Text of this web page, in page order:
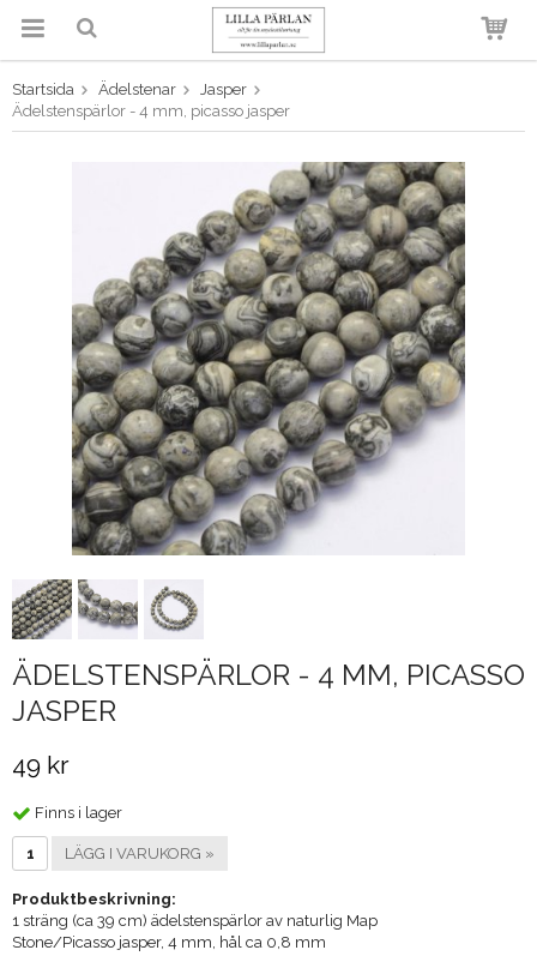
Produkten har blivit tillagd i
varukorgen
Startsida Ädelstenar
Jasper
Ädelstenspärlor - 4 mm, picasso jasper
ÄDELSTENSPÄRLOR - 4 MM, PICASSO
JASPER
49 kr
Finns i lager
LÄGG I VARUKORG »
Produktbeskrivning:
1 sträng (ca 39 cm) ädelstenspärlor av naturlig Map
Stone/Picasso jasper, 4 mm, hål ca 0,8 mm